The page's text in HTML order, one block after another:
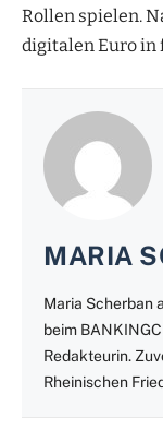
Rollen spielen.
digitalen Euro in
MARIA
Maria Scherban
beim
Redakteurin.
Rheinischen